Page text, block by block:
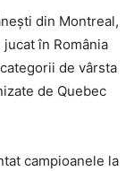
din Montreal,
în România
de vârsta
de Quebec
campioanele la